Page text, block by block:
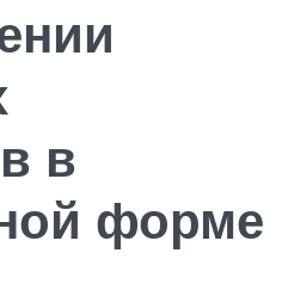
в
форме